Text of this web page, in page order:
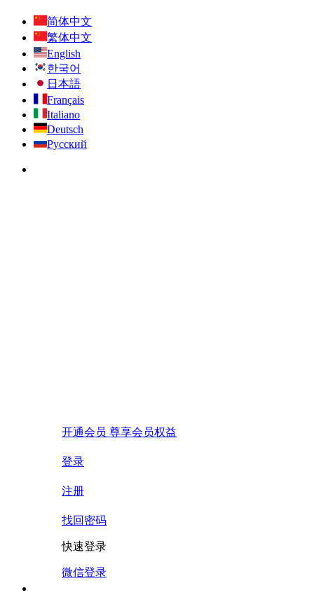
简体中文
繁体中文
English
한국어
日本語
Français
Italiano
Deutsch
Русский
开通会员 尊享会员权益
登录
注册
找回密码
快速登录
微信登录